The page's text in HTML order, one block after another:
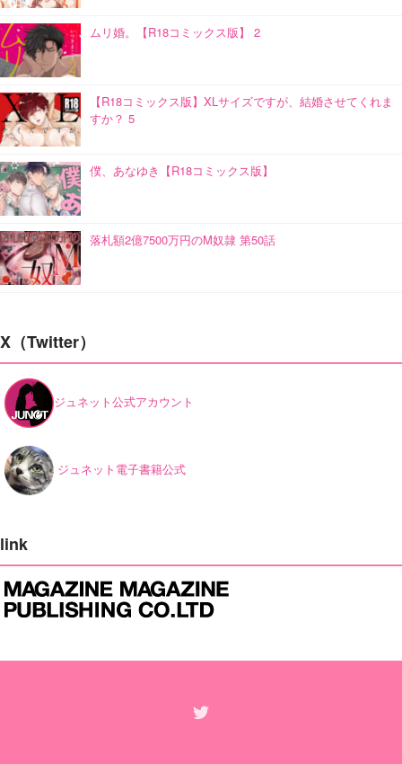
ムリ婚。【R18コミックス版】 2
【R18コミックス版】XLサイズですが、結婚させてくれま
すか？ 5
僕、あなゆき【R18コミックス版】
落札額2億7500万円のM奴隷 第50話
X（Twitter）
ジュネット公式アカウント
ジュネット電子書籍公式
link